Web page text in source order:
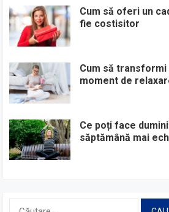
Cum să oferi un
fie costisitor
Cum să
moment de
Ce poți face
săptămână mai
Caută